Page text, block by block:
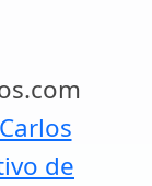
Carlos
de